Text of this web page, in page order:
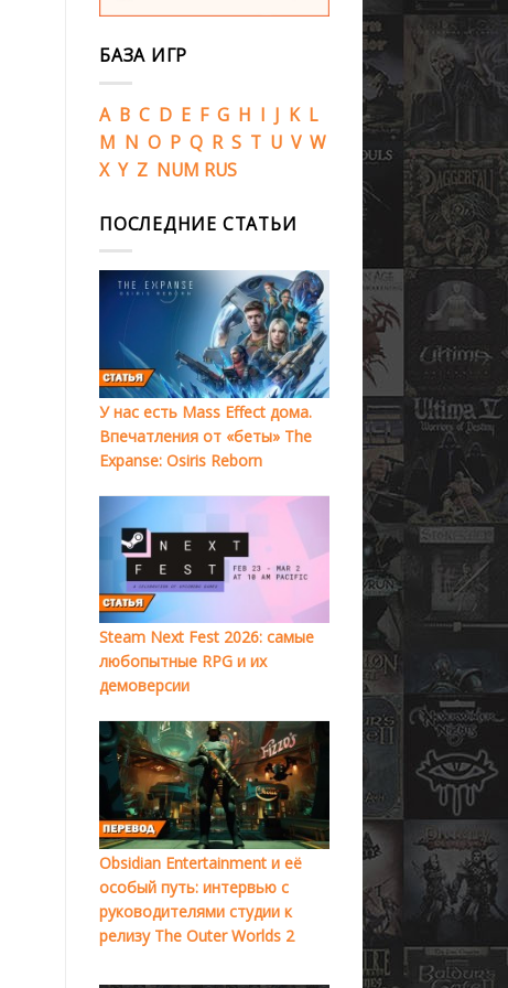
БАЗА ИГР
A B C D E F G H I J K L
M N O P Q R S T U V W
X Y Z NUM RUS
ПОСЛЕДНИЕ СТАТЬИ
У нас есть Mass Effect дома.
Впечатления от «беты» The
Expanse: Osiris Reborn
Steam Next Fest 2026: самые
любопытные RPG и их
демоверсии
Obsidian Entertainment и её
особый путь: интервью с
руководителями студии к
релизу The Outer Worlds 2